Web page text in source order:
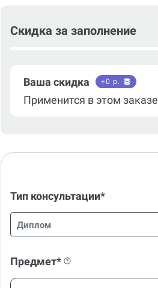
Скидка за заполнение
Ваша скидка +0 р.
Применится в этом заказе
Тип консультации*
Диплом
Предмет*